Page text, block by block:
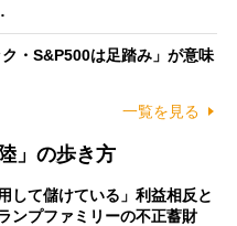
・S&P500は足踏み」が意味
一覧を見る
」の歩き方
して儲けている」利益相反と
ンプファミリーの不正蓄財